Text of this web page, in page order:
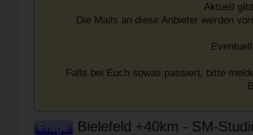
Aktuell
Die Mails an diese Anbieter werden
Falls bei Euch sowas passiert, bitte
Frage Bielefeld +40km - SM-